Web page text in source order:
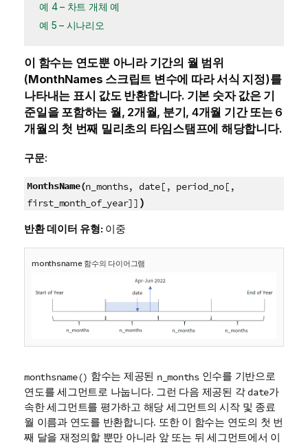
예 4 – 차트 개체 예
예 5 – 시나리오
이 함수는 연도뿐 아니라 기간의 월 범위
(MonthNames 스크립트 변수에 따라 서식 지정)를
나타내는 표시 값도 반환합니다. 기본 숫자 값은 기
준일을 포함하는 월, 2개월, 분기, 4개월 기간 또는 6
개월의 첫 번째 밀리초의 타임스탬프에 해당합니다.
구문:
MonthsName(n_months, date[, period_no[,
first_month_of_year]] )
반환 데이터 유형: 이중
monthsname 함수의 다이어그램
monthsname() 함수는 제공된 n_months인수를 기반으로
연도를 세그먼트로 나눕니다. 그런 다음 제공된 각date가
속한 세그먼트를 평가하고 해당 세그먼트의 시작 및 종료
월 이름과 연도를 반환합니다. 또한 이 함수는 연도의 첫 번
째 달을 재정의할 뿐만 아니라 앞 또는 뒤 세그먼트에서 이